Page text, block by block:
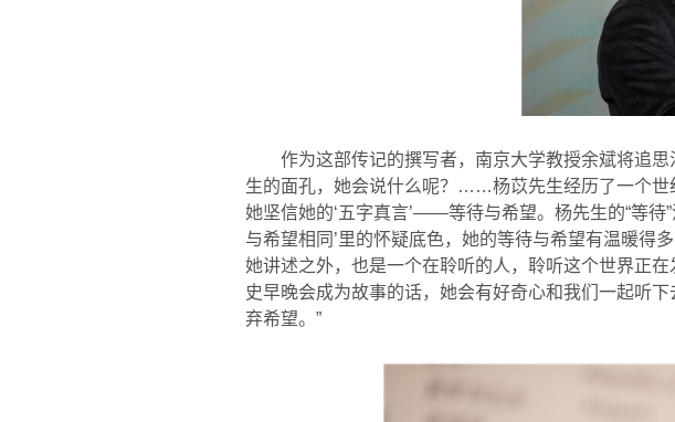
作为这部传记的撰写者，南京大学教授余斌将追
生的面孔，她会说什么呢？……杨苡先生经历了一个世
她坚信她的‘五字真言’——等待与希望。杨先生的“等待
与希望相同’里的怀疑底色，她的等待与希望有温暖得
她讲述之外，也是一个在聆听的人，聆听这个世界正
史早晚会成为故事的话，她会有好奇心和我们一起听
弃希望。”